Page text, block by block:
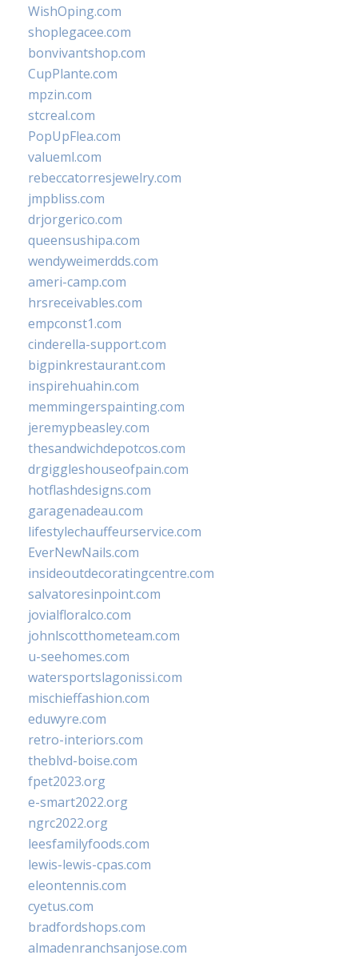
WishOping.com
shoplegacee.com
bonvivantshop.com
CupPlante.com
mpzin.com
stcreal.com
PopUpFlea.com
valueml.com
rebeccatorresjewelry.com
jmpbliss.com
drjorgerico.com
queensushipa.com
wendyweimerdds.com
ameri-camp.com
hrsreceivables.com
empconst1.com
cinderella-support.com
bigpinkrestaurant.com
inspirehuahin.com
memmingerspainting.com
jeremypbeasley.com
thesandwichdepotcos.com
drgiggleshouseofpain.com
hotflashdesigns.com
garagenadeau.com
lifestylechauffeurservice.com
EverNewNails.com
insideoutdecoratingcentre.com
salvatoresinpoint.com
jovialfloralco.com
johnlscotthometeam.com
u-seehomes.com
watersportslagonissi.com
mischieffashion.com
eduwyre.com
retro-interiors.com
theblvd-boise.com
fpet2023.org
e-smart2022.org
ngrc2022.org
leesfamilyfoods.com
lewis-lewis-cpas.com
eleontennis.com
cyetus.com
bradfordshops.com
almadenranchsanjose.com